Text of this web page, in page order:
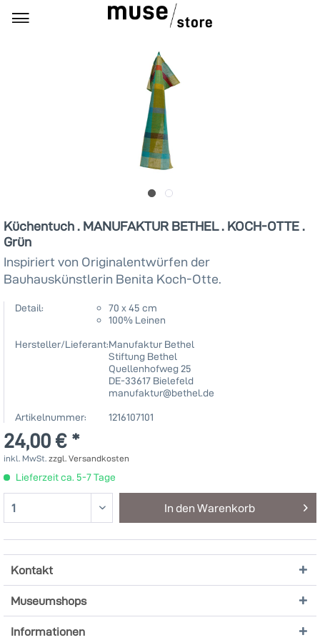
Küchentuch . MANUFAKTUR BETHEL . KOCH-OTTE .
Grün
Inspiriert von Originalentwürfen der
Bauhauskünstlerin Benita Koch-Otte.
Detail:
70 x 45 cm
100% Leinen
Hersteller/Lieferant:Manufaktur Bethel
Stiftung Bethel
Quellenhofweg 25
DE-33617 Bielefeld
manufaktur@bethel.de
Artikelnummer:
1216107101
24,00 € *
inkl. MwSt. zzgl. Versandkosten
Lieferzeit ca. 5-7 Tage
In den Warenkorb
Kontakt
Museumshops
Informationen